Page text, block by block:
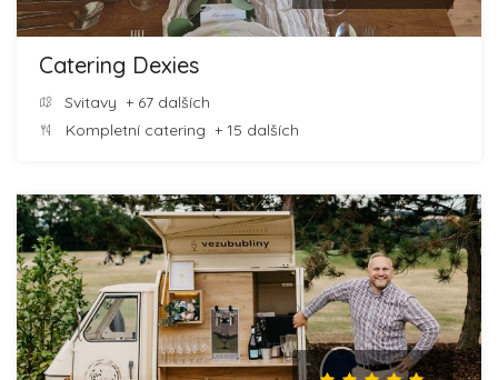
Catering Dexies
Svitavy + 67 dalších
Kompletní catering + 15 dalších